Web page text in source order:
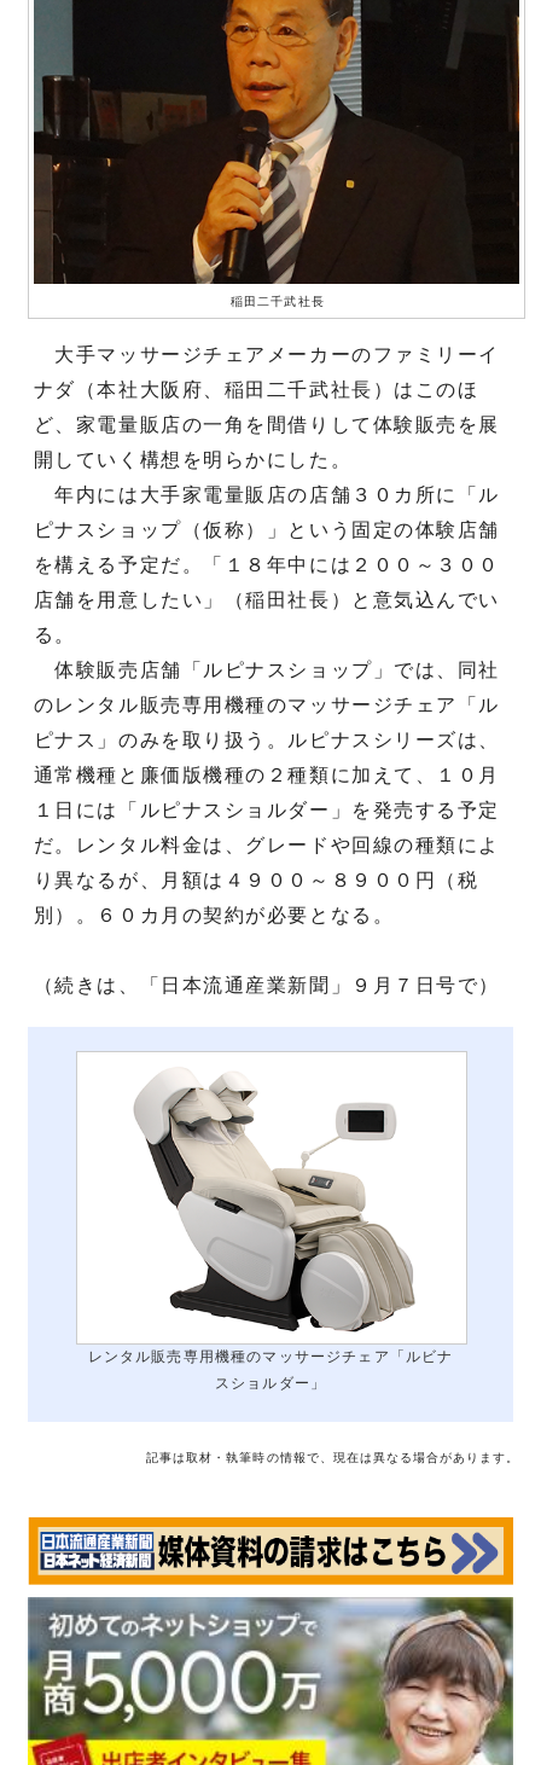
稲田二千武社長
大手マッサージチェアメーカーのファミリーイ
ナダ（本社大阪府、稲田二千武社長）はこのほ
ど、家電量販店の一角を間借りして体験販売を展
開していく構想を明らかにした。
年内には大手家電量販店の店舗３０カ所に「ル
ピナスショップ（仮称）」という固定の体験店舗
を構える予定だ。「１８年中には２００～３００
店舗を用意したい」（稲田社長）と意気込んでい
る。
体験販売店舗「ルピナスショップ」では、同社
のレンタル販売専用機種のマッサージチェア「ル
ピナス」のみを取り扱う。ルピナスシリーズは、
通常機種と廉価版機種の２種類に加えて、１０月
１日には「ルピナスショルダー」を発売する予定
だ。レンタル料金は、グレードや回線の種類によ
り異なるが、月額は４９００～８９００円（税
別）。６０カ月の契約が必要となる。
（続きは、「日本流通産業新聞」９月７日号で）
レンタル販売専用機種のマッサージチェア「ルビナ
スショルダー」
記事は取材・執筆時の情報で、現在は異なる場合があります。